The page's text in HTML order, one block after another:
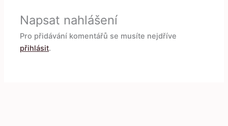
Napsat nahlášení
Pro přidávání komentářů se musíte nejdříve
přihlásit.